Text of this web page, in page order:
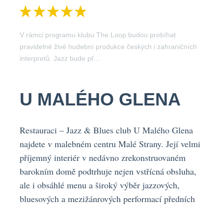
V rámci programu klubu The Loop budou probíhat
pravidelné živé hudební produkce českých i zahraničních
interpretů. Jazz bude př...
U MALÉHO GLENA
Restauraci – Jazz & Blues club U Malého Glena
najdete v malebném centru Malé Strany. Její velmi
příjemný interiér v nedávno zrekonstruovaném
barokním domě podtrhuje nejen vstřícná obsluha,
ale i obsáhlé menu a široký výběr jazzových,
bluesových a mezižánrových performací předních